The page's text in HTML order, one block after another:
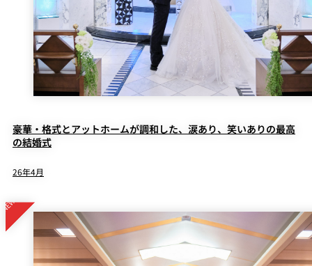
豪華・格式とアットホームが調和した、涙あり、笑いありの最高
の結婚式
26年4月